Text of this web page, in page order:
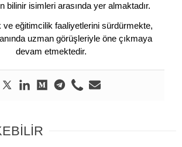
bilinir isimleri arasında yer almaktadır.
ve eğitimcilik faaliyetlerini sürdürmekte,
uzman görüşleriyle öne çıkmaya
devam etmektedir.